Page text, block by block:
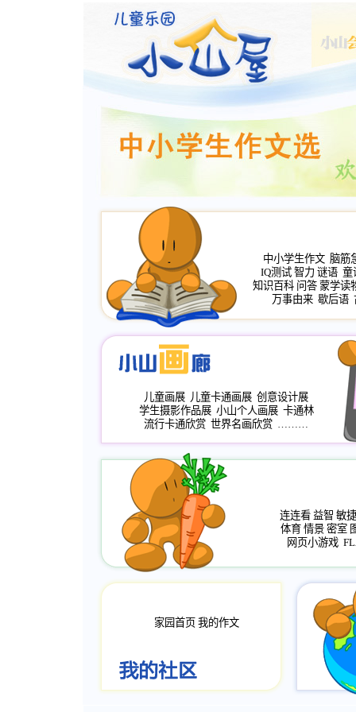
中小学生作文 脑筋
IQ测试 智力 谜语 童
知识百科 问答 蒙学读
万事由来 歇后语
儿童画展 儿童卡通画展 创意设计展
学生摄影作品展 小山个人画展 卡通林
流行卡通欣赏 世界名画欣赏 ………
连连看 益智 敏捷
体育 情景 密室
网页小游戏
家园首页 我的作文